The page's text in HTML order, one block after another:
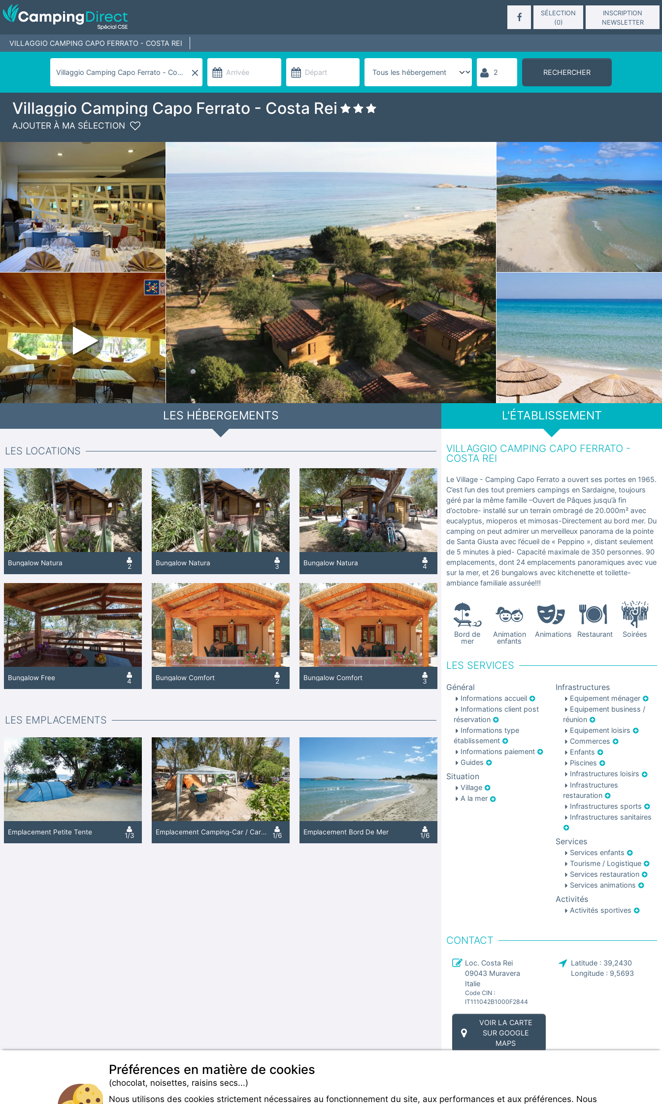
SÉLECTION
(0)
INSCRIPTION
NEWSLETTER
VILLAGGIO CAMPING CAPO FERRATO - COSTA REI
RECHERCHER
Villaggio Camping Capo Ferrato - Costa Rei
AJOUTER À MA SÉLECTION
L'ÉTABLISSEMENT
VILLAGGIO CAMPING CAPO FERRATO -
COSTA REI
Le Village - Camping Capo Ferrato a ouvert ses portes en 1965.
C’est l’un des tout premiers campings en Sardaigne, toujours
géré par la même famille –Ouvert de Pâques jusqu’à fin
d’octobre- installé sur un terrain ombragé de 20.000m² avec
eucalyptus, mioperos et mimosas-Directement au bord mer. Du
camping on peut admirer un merveilleux panorama de la pointe
de Santa Giusta avec l’écueil de « Peppino », distant seulement
de 5 minutes à pied- Capacité maximale de 350 personnes. 90
emplacements, dont 24 emplacements panoramiques avec vue
sur la mer, et 26 bungalows avec kitchenette et toilette-
ambiance familiale assurée!!!
Bord de
mer
Animation
enfants
Animations Restaurant Soirées
LES SERVICES
Général
Informations accueil
Informations client post
réservation
Informations type
établissement
Informations paiement
Guides
Situation
Village
A la mer
Infrastructures
Equipement ménager
Equipement business /
réunion
Equipement loisirs
Commerces
Enfants
Piscines
Infrastructures loisirs
Infrastructures
restauration
Infrastructures sports
Infrastructures sanitaires
Services
Services enfants
Tourisme / Logistique
Services restauration
Services animations
Activités
Activités sportives
CONTACT
Loc. Costa Rei
09043 Muravera
Italie
Code CIN :
IT111042B1000F2844
Latitude : 39,2430
Longitude : 9,5693
VOIR LA CARTE
SUR GOOGLE
MAPS
LES HÉBERGEMENTS
LES LOCATIONS
Bungalow Natura 2 Bungalow Natura 3 Bungalow Natura 4
Bungalow Free 4 Bungalow Comfort 2 Bungalow Comfort 3
LES EMPLACEMENTS
Emplacement Petite Tente 1/3 Emplacement Camping-Car / Caravane / Grande Tente 1/6 Emplacement Bord De Mer 1/6
Préférences en matière de cookies
(chocolat, noisettes, raisins secs...)
Nous utilisons des cookies strictement nécessaires au fonctionnement du site, aux performances et aux préférences. Nous